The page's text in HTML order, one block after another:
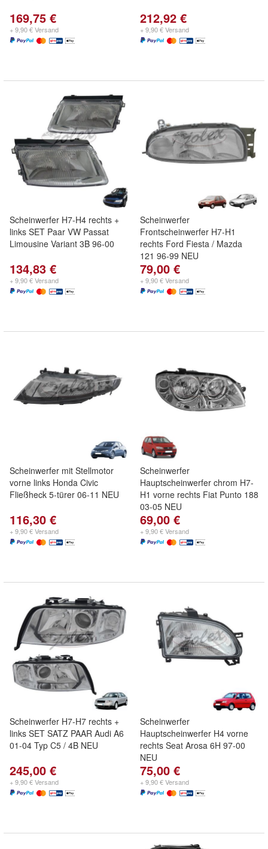
169,75 €
+ 9,90 € Versand
212,92 €
+ 9,90 € Versand
Scheinwerfer H7-H4 rechts +
links SET Paar VW Passat
Limousine Variant 3B 96-00
134,83 €
+ 9,90 € Versand
Scheinwerfer
Frontscheinwerfer H7-H1
rechts Ford Fiesta / Mazda
121 96-99 NEU
79,00 €
+ 9,90 € Versand
Scheinwerfer mit Stellmotor
vorne links Honda Civic
Fließheck 5-türer 06-11 NEU
116,30 €
+ 9,90 € Versand
Scheinwerfer
Hauptscheinwerfer chrom H7-
H1 vorne rechts Fiat Punto 188
03-05 NEU
69,00 €
+ 9,90 € Versand
Scheinwerfer H7-H7 rechts +
links SET SATZ PAAR Audi A6
01-04 Typ C5 / 4B NEU
245,00 €
+ 9,90 € Versand
Scheinwerfer
Hauptscheinwerfer H4 vorne
rechts Seat Arosa 6H 97-00
NEU
75,00 €
+ 9,90 € Versand